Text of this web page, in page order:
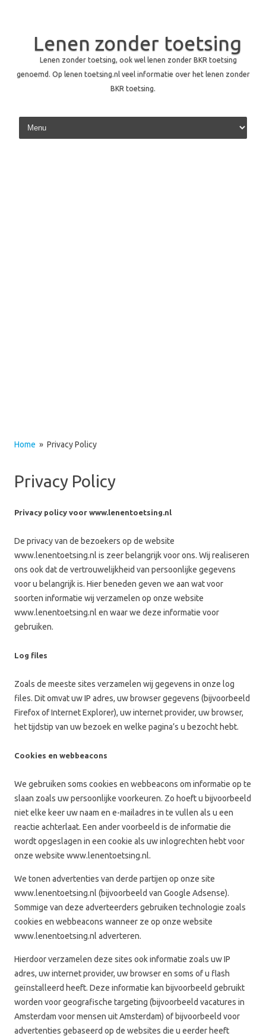
Lenen zonder toetsing
Lenen zonder toetsing, ook wel lenen zonder BKR toetsing
genoemd. Op lenen toetsing.nl veel informatie over het lenen zonder
BKR toetsing.
Skip to content
Home » Privacy Policy
Privacy Policy
Privacy policy voor www.lenentoetsing.nl
De privacy van de bezoekers op de website
www.lenentoetsing.nl is zeer belangrijk voor ons. Wij realiseren
ons ook dat de vertrouwelijkheid van persoonlijke gegevens
voor u belangrijk is. Hier beneden geven we aan wat voor
soorten informatie wij verzamelen op onze website
www.lenentoetsing.nl en waar we deze informatie voor
gebruiken.
Log files
Zoals de meeste sites verzamelen wij gegevens in onze log
files. Dit omvat uw IP adres, uw browser gegevens (bijvoorbeeld
Firefox of Internet Explorer), uw internet provider, uw browser,
het tijdstip van uw bezoek en welke pagina’s u bezocht hebt.
Cookies en webbeacons
We gebruiken soms cookies en webbeacons om informatie op te
slaan zoals uw persoonlijke voorkeuren. Zo hoeft u bijvoorbeeld
niet elke keer uw naam en e-mailadres in te vullen als u een
reactie achterlaat. Een ander voorbeeld is de informatie die
wordt opgeslagen in een cookie als uw inlogrechten hebt voor
onze website www.lenentoetsing.nl.
We tonen advertenties van derde partijen op onze site
www.lenentoetsing.nl (bijvoorbeeld van Google Adsense).
Sommige van deze adverteerders gebruiken technologie zoals
cookies en webbeacons wanneer ze op onze website
www.lenentoetsing.nl adverteren.
Hierdoor verzamelen deze sites ook informatie zoals uw IP
adres, uw internet provider, uw browser en soms of u flash
geïnstalleerd heeft. Deze informatie kan bijvoorbeeld gebruikt
worden voor geografische targeting (bijvoorbeeld vacatures in
Amsterdam voor mensen uit Amsterdam) of bijvoorbeeld voor
advertenties gebaseerd op de websites die u eerder heeft